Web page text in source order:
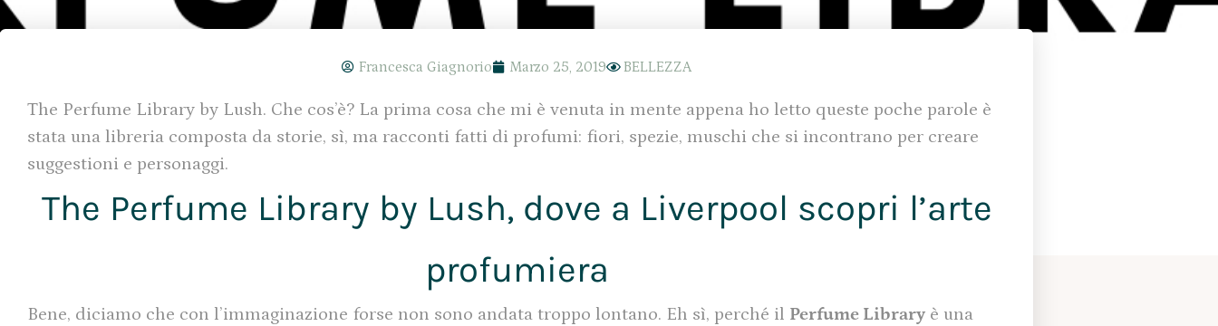
Francesca Giagnorio Marzo 25, 2019 BELLEZZA
The Perfume Library by Lush. Che cos’è? La prima cosa che mi è venuta in mente appena ho letto queste poche parole è
stata una libreria composta da storie, sì, ma racconti fatti di profumi: fiori, spezie, muschi che si incontrano per creare
suggestioni e personaggi.
The Perfume Library by Lush, dove a Liverpool scopri l’arte
profumiera
Bene, diciamo che con l’immaginazione forse non sono andata troppo lontano. Eh sì, perché il Perfume Library è una